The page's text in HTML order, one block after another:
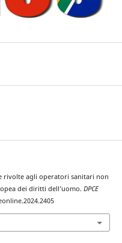
rivolte agli operatori sanitari non
dei diritti dell’uomo. DPCE